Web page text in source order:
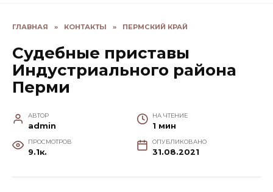
ГЛАВНАЯ » КОНТАКТЫ » ПЕРМСКИЙ КРАЙ
Судебные приставы
Индустриального района
Перми
АВТОР
admin
НА ЧТЕНИЕ
1 мин
ПРОСМОТРОВ
9.1к.
ОПУБЛИКОВАНО
31.08.2021